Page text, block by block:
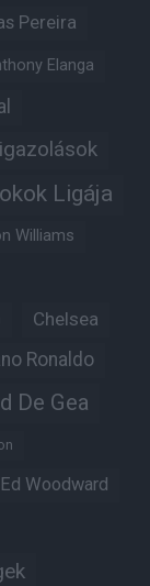
Pereira
Elanga
Ligája
Williams
Chelsea
Ronaldo
De Gea
Ed Woodward